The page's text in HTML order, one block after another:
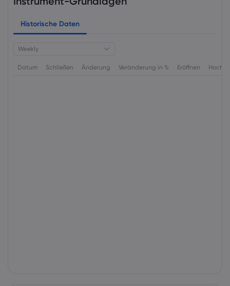
Historische Daten
Weekly
Datum Schließen Änderung Veränderung in % Eröffnen Hoch